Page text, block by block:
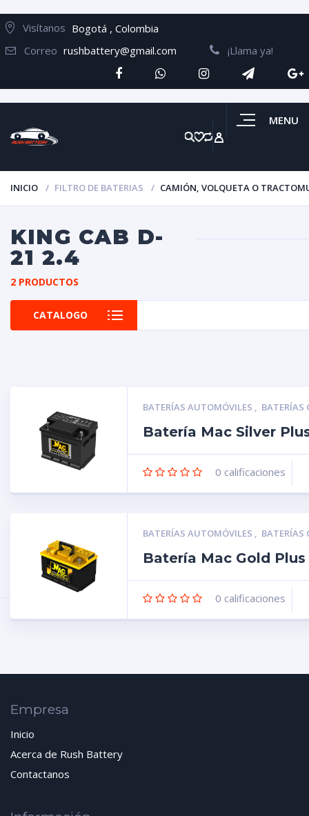
Visítanos Bogotá , Colombia
Correo rushbattery@gmail.com ¡Llama ya!
MENU
INICIO FILTRO DE BATERIAS CAMIÓN, VOLQUETA O
KING CAB D-
21 2.4
2 PRODUCTOS
CATALOGO
BATERÍAS AUTOMÓVILES , BATERÍAS
Batería Mac Silver
0 calificaciones
BATERÍAS AUTOMÓVILES , BATERÍAS
Batería Mac Gold
0 calificaciones
Empresa
Inicio
Acerca de Rush Battery
Contactanos